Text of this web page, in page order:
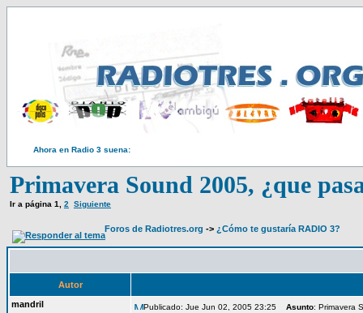
Ahora en Radio 3 suena:
Primavera Sound 2005, ¿que
Ir a página 1 2 Siguiente
Foros de Radiotres.org -> ¿Cómo te gustaría RADIO 3?
Autor
mandril
Publicado: Jue Jun 02, 2005 23:25 Asunto: Primavera